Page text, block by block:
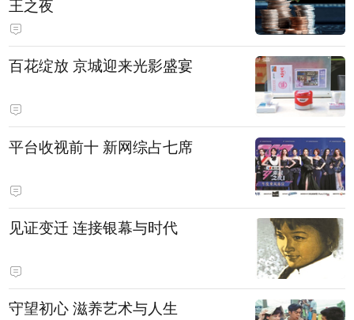
王之夜
百花绽放 京城迎来光影盛宴
平台收视前十 新网综占七席
见证变迁 连接银幕与时代
守望初心 滋养艺术与人生